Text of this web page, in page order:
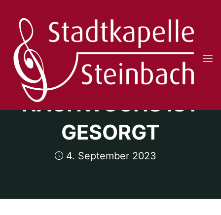
content
STADTKAPELLE
STEINBACH
E.V.
FÜR
NACHWUCHS IST
GESORGT
4. September 2023